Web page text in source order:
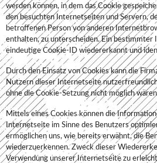
werden können, in dem das Cookie
den besuchten Internetseiten und Servern,
betroffenen Person von anderen
enthalten, zu unterscheiden. Ein bestimmter
eindeutige Cookie-ID wiedererkannt und
Durch den Einsatz von Cookies kann die
Nutzern dieser Internetseite
ohne die Cookie-Setzung nicht möglich
Mittels eines Cookies können die
Internetseite im Sinne des Benutzers
ermöglichen uns, wie bereits erwähnt, die
wiederzuerkennen. Zweck dieser
Verwendung unserer Internetseite zu